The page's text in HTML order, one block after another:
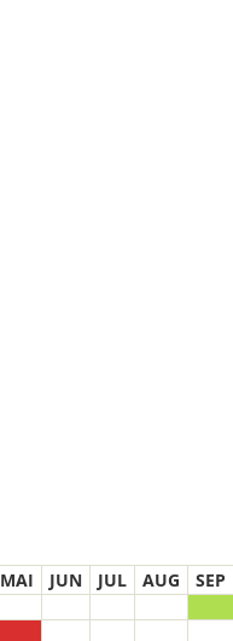
MAI JUN JUL AUG SEP